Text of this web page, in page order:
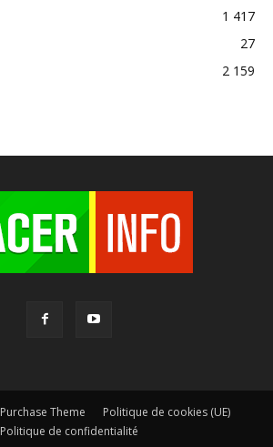
1 417
27
2 159
Purchase Theme
Politique de cookies (UE)
Politique de confidentialité